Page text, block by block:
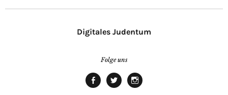
Digitales Judentum
Folge uns